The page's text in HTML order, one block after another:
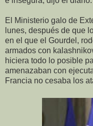
El Ministerio galo de
lunes, después de que
en el que el Gourdel,
armados con
hiciera todo lo posible
amenazaban con
Francia no cesaba los